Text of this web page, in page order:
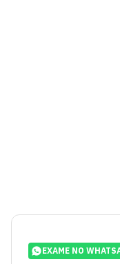
EXAME NO